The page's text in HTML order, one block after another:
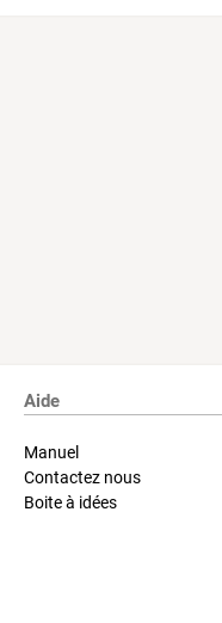
Aide
Manuel
Contactez nous
Boite à idées